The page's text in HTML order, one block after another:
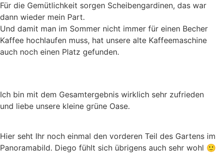
Für die Gemütlichkeit sorgen Scheibengardinen, das war
dann wieder mein Part.
Und damit man im Sommer nicht immer für einen Becher
Kaffee hochlaufen muss, hat unsere alte Kaffeemaschine
auch noch einen Platz gefunden.
Ich bin mit dem Gesamtergebnis wirklich sehr zufrieden
und liebe unsere kleine grüne Oase.
Hier seht Ihr noch einmal den vorderen Teil des Gartens im
Panoramabild. Diego fühlt sich übrigens auch sehr wohl 🙂